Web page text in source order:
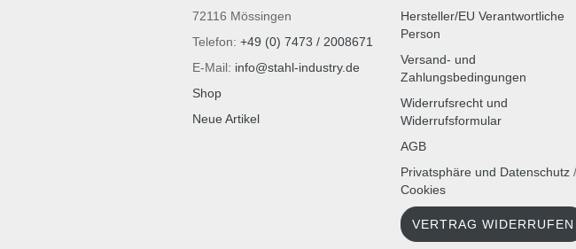
72116 Mössingen
Telefon: +49 (0) 7473 / 2008671
E-Mail: info@stahl-industry.de
Shop
Neue Artikel
Hersteller/EU Verantwortliche
Person
Versand- und
Zahlungsbedingungen
Widerrufsrecht und
Widerrufsformular
AGB
Privatsphäre und Datenschutz /
Cookies
VERTRAG WIDERRUFEN